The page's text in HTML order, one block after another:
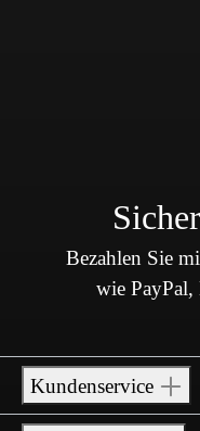
Bezahlen Sie
wie
Kundenservice